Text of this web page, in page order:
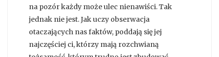
na pozór każdy może ulec nienawiści. Tak
jednak nie jest. Jak uczy obserwacja
otaczających nas faktów, poddają się jej
najczęściej ci, którzy mają rozchwianą